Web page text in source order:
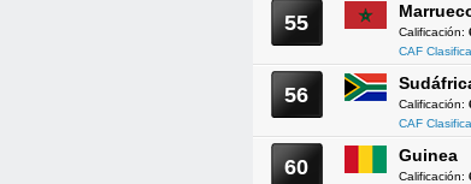
55 Calificación:
CAF
56 Calificación:
CAF
60 Guinea
Calificación: